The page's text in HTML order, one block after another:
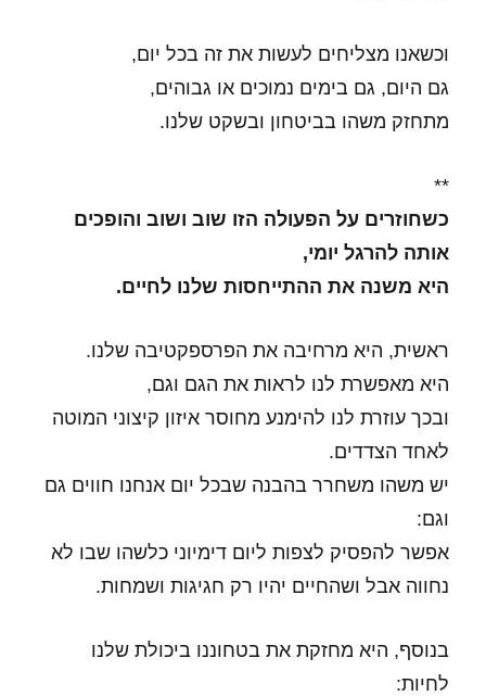
וכשאנו מצליחים לעשות את זה בכל יום,
גם היום, גם בימים נמוכים או גבוהים,
מתחזק משהו בביטחון ובשקט שלנו.
**
כשחוזרים על הפעולה הזו שוב ושוב והופכים
אותה להרגל יומי,
היא משנה את ההתייחסות שלנו לחיים.
ראשית, היא מרחיבה את הפרספקטיבה שלנו.
היא מאפשרת לנו לראות את הגם וגם,
ובכך עוזרת לנו להימנע מחוסר איזון קיצוני המוטה
לאחד הצדדים.
יש משהו משחרר בהבנה שבכל יום אנחנו חווים גם
וגם:
אפשר להפסיק לצפות ליום דימיוני כלשהו שבו לא
נחווה אבל ושהחיים יהיו רק חגיגות ושמחות.
בנוסף, היא מחזקת את בטחוננו ביכולת שלנו
לחיות: